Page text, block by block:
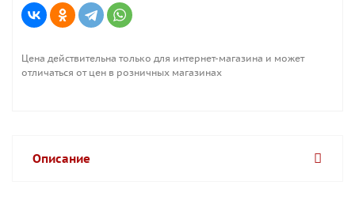
Цена действительна только для интернет-магазина и может
отличаться от цен в розничных магазинах
Описание